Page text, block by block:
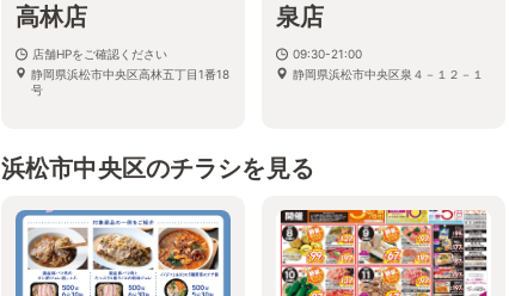
高林店
店舗HPをご確認ください
静岡県浜松市中央区高林五丁目1番18
号
泉店
09:30-21:00
静岡県浜松市中央区泉４－１２－１
浜松市中央区のチラシを見る